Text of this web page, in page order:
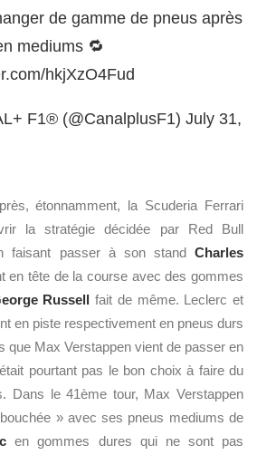
de gamme de pneus après
mediums 🔁
hkjXzO4Fud
F1® (@CanalplusF1) July 31,
étonnamment, la Scuderia Ferrari
la stratégie décidée par Red Bull
faisant passer à son stand Charles
en tête de la course avec des gommes
Russell fait de même. Leclerc et
en piste respectivement en pneus durs
que Max Verstappen vient de passer en
pourtant pas le bon choix à faire du
Dans le 41ème tour, Max Verstappen
» avec ses pneus mediums de
en gommes dures qui ne sont pas